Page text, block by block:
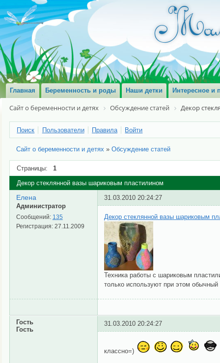
Главная Беременность и роды Наши детки Интересное и
Сайт о беременности и детях Обсуждение статей Декор
Поиск Пользователи Правила Войти
Сайт о беременности и детях »Обсуждение статей
Страницы: 1
Декор стеклянной вазы шариковым пластилином
Елена
Администратор
Сообщений: 135
Регистрация: 27.11.2009
31.03.2010 20:24:27
Декор стеклянной вазы шариковым
Техника работы с шариковым
только используют при этом обычный
Гость
Гость
31.03.2010 20:24:27
классно=)